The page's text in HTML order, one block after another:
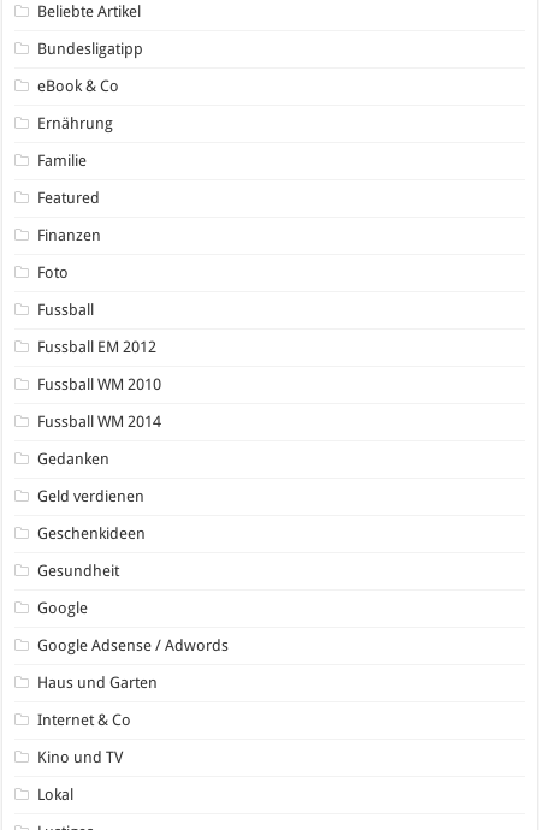
Beliebte Artikel
Bundesligatipp
eBook & Co
Ernährung
Familie
Featured
Finanzen
Foto
Fussball
Fussball EM 2012
Fussball WM 2010
Fussball WM 2014
Gedanken
Geld verdienen
Geschenkideen
Gesundheit
Google
Google Adsense / Adwords
Haus und Garten
Internet & Co
Kino und TV
Lokal